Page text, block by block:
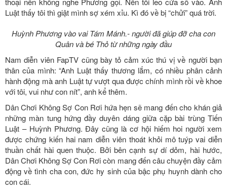
Luật thấy tôi thì giật mình sợ xém xỉu. Kì đó về bị “chửi” quá trời.
Huỳnh Phương vào vai Tám Mánh.- người đã giúp đỡ cha con
Quân và bé Thỏ từ những ngày đầu
Nam diễn viên FapTV cũng bày tỏ cảm xúc thú vị về người bạn
thân của mình: “Anh Luật thấy thương lắm, có nhiều phân cảnh
hành động mà anh Luật tự vượt qua được chính mình rồi về khoe
với tôi, vui như con nít”, anh kể thêm.
Dân Chơi Không Sợ Con Rơi hứa hẹn sẽ mang đến cho khán giả
những màn tung hứng đầy duyên dáng giữa cặp bài trùng Tiến
Luật – Huỳnh Phương. Đây cũng là cơ hội hiếm hoi người xem
được chứng kiến hai nam diễn viên thoát khỏi mô tuýp vai diễn
thuần chất hài quen thuộc. Bởi bên cạnh sự dí dỏm, hài hước,
Dân Chơi Không Sợ Con Rơi còn mang đến câu chuyện đầy cảm
động về tình cha con, đức hy sinh của bậc phụ huynh dành cho
con cái.